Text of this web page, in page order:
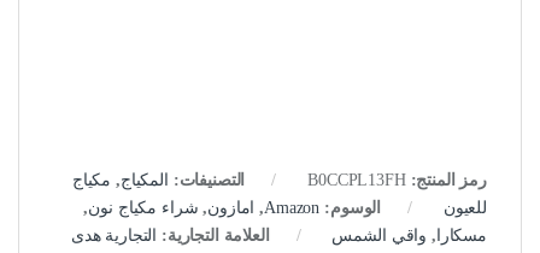
رمز المنتج:B0CCPL13FH التصنيفات: المكياج, مكياج
للعيون
الوسوم: Amazon
, امازون, شراء مكياج نون,
مسكارا , واقي الشمس العلامة التجارية:
التجارية هدى